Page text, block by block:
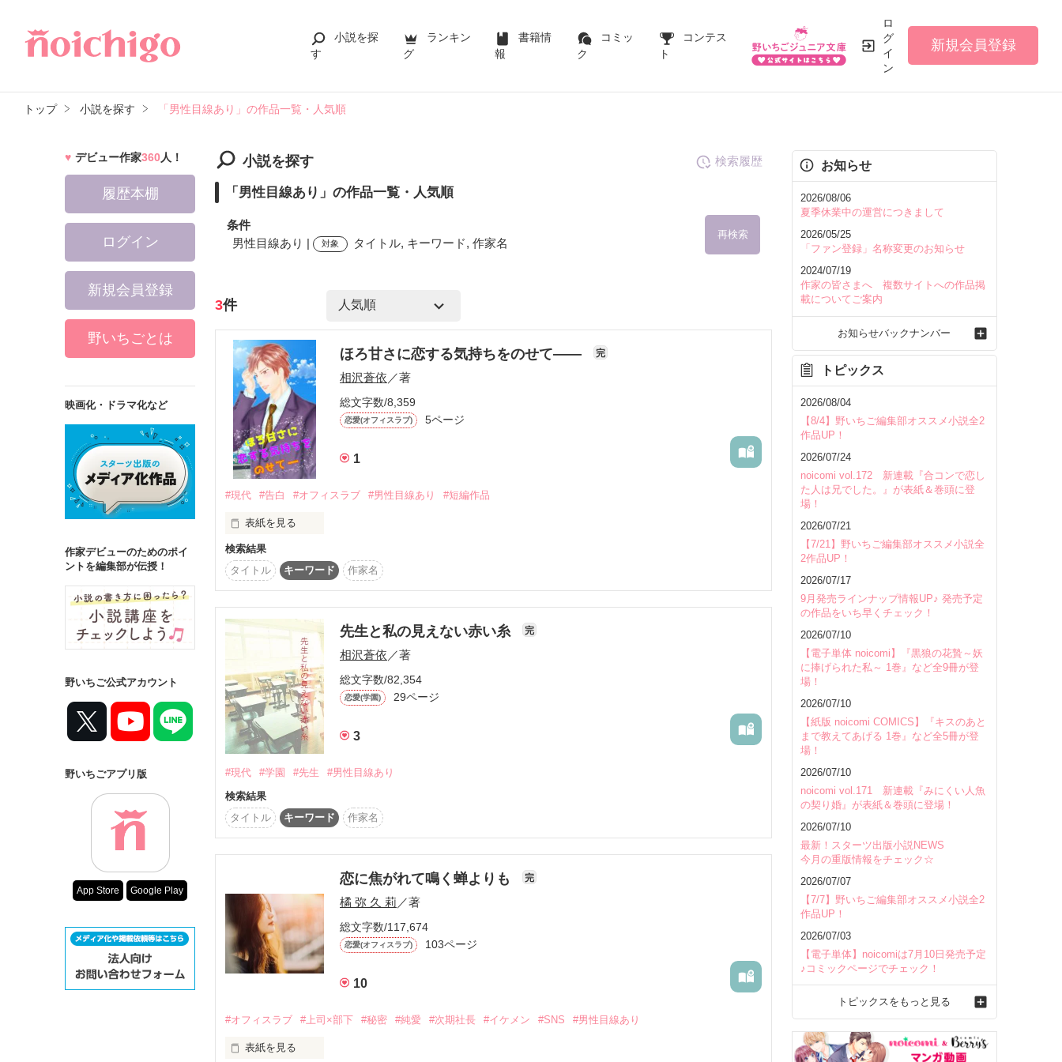
小説を探
す
ランキン
グ
書籍情
報
コミッ
ク
コンテス
ト
ロ
グ
イ
ン
新規会員登録
トップ 小説を探す 「男性目線あり」の作品一覧・人気順
小説を探す
「男性目線あり」の作品一覧・人気順
条件
男性目線あり |
対象 タイトル, キーワード, 作家名
再検索
を含む
詳しく検索
検索対象
タイトル
ジャンル
ステータス
全て
長編
中編 短編
コンテスト
超短編で謎をしかけろ！100文字ミステリーコンテスト
復刻！夏の野いちごビギナーズ応援コンテスト～中・長編チャレンジ！～
500文字の不気味なテスト、募集中。
200文字でゾッ！こわい短編コンテスト
この2人が最強‼ベストバディ短編コンテスト
スターツ出版小説投稿サイト合同企画「1話からの長編大賞」野いちご！会場
動画あり
検索履歴
3件
ほろ甘さに恋する気持ちをのせて―― 完
相沢蒼依 ／著
総文字数/8,359
恋愛(オフィスラブ) 5ページ
1
#現代 #告白 #オフィスラブ #男性目線あり #短編作品
表紙を見る
いつもからかってくる同期入社したアイツの存在が気になってしまった。
そんな彼に、手作りのシフォンケーキを手渡してみることにしたんだけど!?
検索結果
タイトル
キーワード 作家名
先生と私の見えない赤い糸 完
相沢蒼依 ／著
総文字数/82,354
恋愛(学園) 29ページ
3
#現代 #学園 #先生
#男性目線あり
検索結果
タイトル
キーワード 作家名
恋に焦がれて鳴く蝉よりも 完
橘 弥 久 莉 ／著
総文字数/117,674
恋愛(オフィスラブ) 103ページ
10
#オフィスラブ #上司×部下 #秘密 #純愛 #次期社長 #イケメン #SNS #男性目線あり
表紙を見る
デビュー作家360人！
履歴本棚
ログイン
新規会員登録
野いちごとは
映画化・ドラマ化など
作家デビューのためのポイ
ントを編集部が伝授！
野いちご公式アカウント
野いちごアプリ版
App Store Google Play
お知らせ
2026/08/06
夏季休業中の運営につきまして
2026/05/25
「ファン登録」名称変更のお知らせ
2024/07/19
作家の皆さまへ 複数サイトへの作品掲
載についてご案内
お知らせバックナンバー
トピックス
2026/08/04
【8/4】野いちご編集部オススメ小説全2
作品UP！
2026/07/24
noicomi vol.172 新連載『合コンで恋し
た人は兄でした。』が表紙＆巻頭に登
場！
2026/07/21
【7/21】野いちご編集部オススメ小説全
2作品UP！
2026/07/17
9月発売ラインナップ情報UP♪ 発売予定
の作品をいち早くチェック！
2026/07/10
【電子単体 noicomi】『黒狼の花贄～妖
に捧げられた私～ 1巻』など全9冊が登
場！
2026/07/10
【紙版 noicomi COMICS】『キスのあと
まで教えてあげる 1巻』など全5冊が登
場！
2026/07/10
noicomi vol.171 新連載『みにくい人魚
の契り婚』が表紙＆巻頭に登場！
2026/07/10
最新！スターツ出版小説NEWS
今月の重版情報をチェック☆
2026/07/07
【7/7】野いちご編集部オススメ小説全2
作品UP！
2026/07/03
【電子単体】noicomiは7月10日発売予定
♪コミックページでチェック！
トピックスをもっと見る